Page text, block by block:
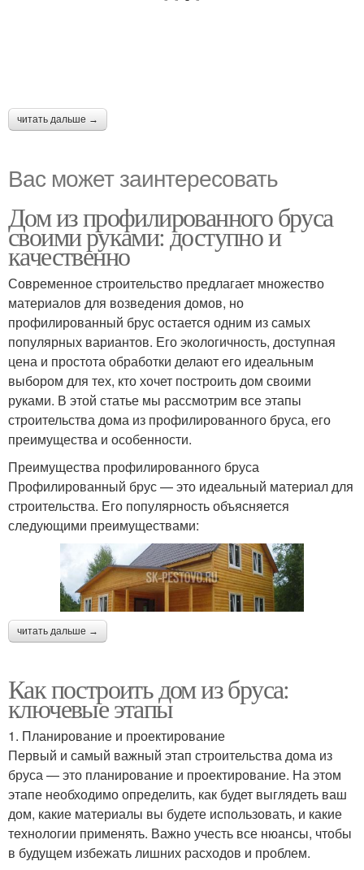
читать дальше →
Вас может заинтересовать
Дом из профилированного бруса
своими руками: доступно и
качественно
Современное строительство предлагает множество
материалов для возведения домов, но
профилированный брус остается одним из самых
популярных вариантов. Его экологичность, доступная
цена и простота обработки делают его идеальным
выбором для тех, кто хочет построить дом своими
руками. В этой статье мы рассмотрим все этапы
строительства дома из профилированного бруса, его
преимущества и особенности.
Преимущества профилированного бруса
Профилированный брус — это идеальный материал для
строительства. Его популярность объясняется
следующими преимуществами:
читать дальше →
Как построить дом из бруса:
ключевые этапы
1. Планирование и проектирование
Первый и самый важный этап строительства дома из
бруса — это планирование и проектирование. На этом
этапе необходимо определить, как будет выглядеть ваш
дом, какие материалы вы будете использовать, и какие
технологии применять. Важно учесть все нюансы, чтобы
в будущем избежать лишних расходов и проблем.